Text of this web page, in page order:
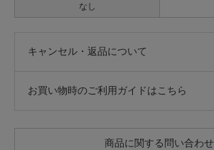
なし
キャンセル・返品について
お買い物時のご利用ガイドはこちら
商品に関する問い合わせ